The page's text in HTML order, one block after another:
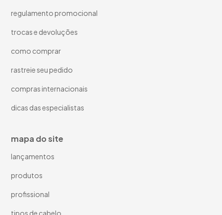
regulamento promocional
trocas e devoluções
como comprar
rastreie seu pedido
compras internacionais
dicas das especialistas
mapa do site
lançamentos
produtos
profissional
tipos de cabelo